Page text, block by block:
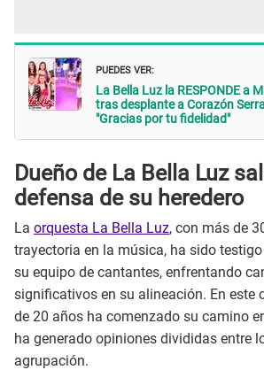
PUEDES VER:
La Bella Luz la RESPONDE a
tras desplante a Corazón
"Gracias por tu fidelidad"
Dueño de La Bella Luz
defensa de su heredero
La orquesta La Bella Luz, con más de
trayectoria en la música, ha sido
su equipo de cantantes, enfrentando
significativos en su alineación. En este
de 20 años ha comenzado su camino
ha generado opiniones divididas entre
agrupación.